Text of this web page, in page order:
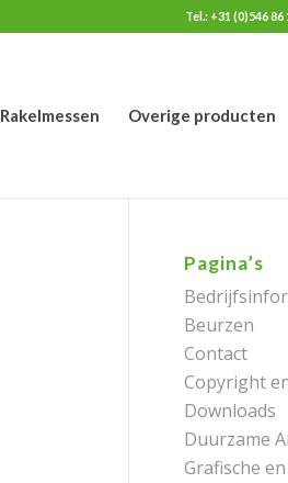
Tel.: +31 (0)546 86
Rakelmessen Overige producten
Pagina’s
Beurzen
Contact
Copyright
Downloads
Duurzame
Grafische